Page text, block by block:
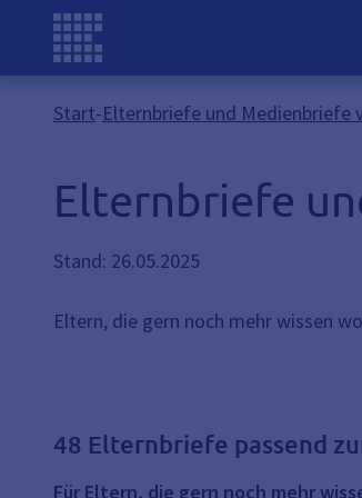
Start-Elternbriefe und Medienbriefe
Elternbriefe
Stand: 26.05.2025
Eltern, die gern noch mehr wissen
48 Elternbriefe passend
Für Eltern, die gern noch mehr